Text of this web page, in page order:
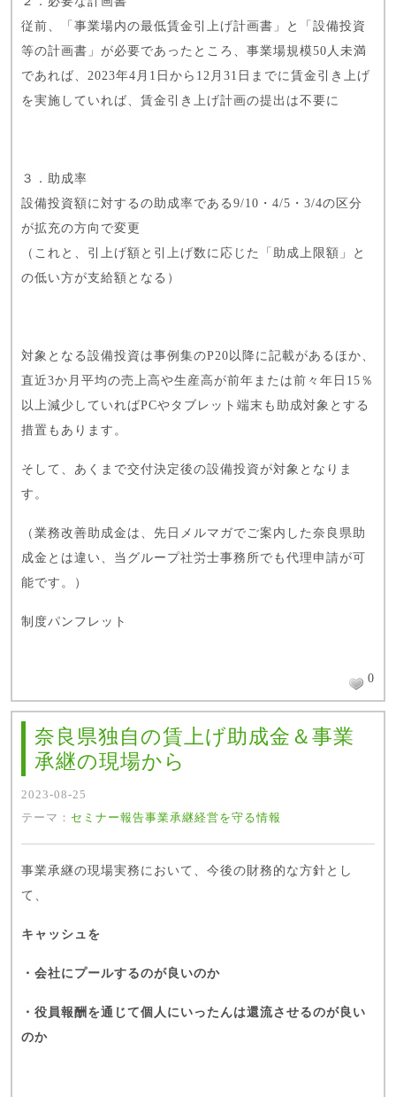
従前、「事業場内の最低賃金引上げ計画書」と「設備投資
等の計画書」が必要であったところ、事業場規模50人未満
であれば、2023年4月1日から12月31日までに賃金引き上げ
を実施していれば、賃金引き上げ計画の提出は不要に
３．助成率
設備投資額に対するの助成率である9/10・4/5・3/4の区分
が拡充の方向で変更
（これと、引上げ額と引上げ数に応じた「助成上限額」と
の低い方が支給額となる）
対象となる設備投資は事例集のP20以降に記載があるほか、
直近3か月平均の売上高や生産高が前年または前々年日15％
以上減少していればPCやタブレット端末も助成対象とする
措置もあります。
そして、あくまで交付決定後の設備投資が対象となりま
す。
（業務改善助成金は、先日メルマガでご案内した 奈良県助
成金 とは違い、当グループ社労士事務所でも代理申請が可
能です。）
制度パンフレット
0
奈良県独自の賃上げ助成金＆事業
承継の現場から
2023-08-25
テーマ： セミナー報告事業承継経営を守る情報
事業承継の現場実務において、今後の財務的な方針とし
て、
キャッシュを
・会社にプールするのが良いのか
・役員報酬を通じて個人にいったんは還流させるのが良い
のか